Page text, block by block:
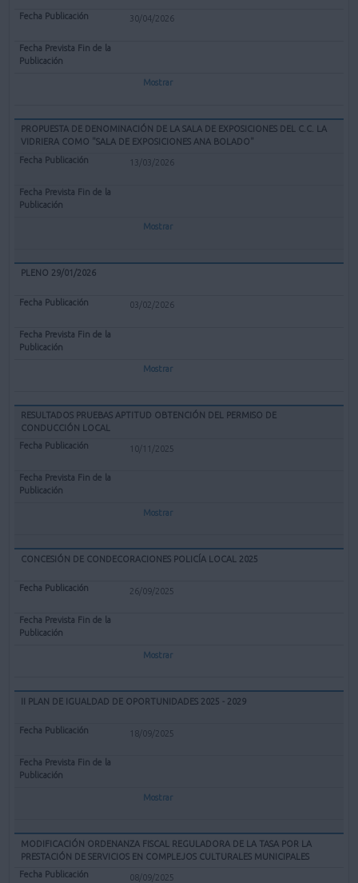
30/04/2026
Mostrar
PROPUESTA DE DENOMINACIÓN DE LA SALA DE EXPOSICIONES DEL C.C. LA
VIDRIERA COMO "SALA DE EXPOSICIONES ANA BOLADO"
13/03/2026
Mostrar
PLENO 29/01/2026
03/02/2026
Mostrar
RESULTADOS PRUEBAS APTITUD OBTENCIÓN DEL PERMISO DE
CONDUCCIÓN LOCAL
10/11/2025
Mostrar
CONCESIÓN DE CONDECORACIONES POLICÍA LOCAL 2025
26/09/2025
Mostrar
II PLAN DE IGUALDAD DE OPORTUNIDADES 2025 - 2029
18/09/2025
Mostrar
MODIFICACIÓN ORDENANZA FISCAL REGULADORA DE LA TASA POR LA
PRESTACIÓN DE SERVICIOS EN COMPLEJOS CULTURALES MUNICIPALES
08/09/2025